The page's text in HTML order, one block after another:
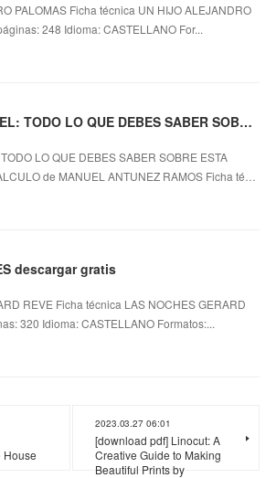
PALOMAS Ficha técnica UN HIJO ALEJANDRO
248 Idioma: CASTELLANO For...
GUIABURROS EXCEL: TODO LO QUE DEBES SABER SOBRE ESTA POTENTE HOJA DE CALCULO leer el libro
LO QUE DEBES SABER SOBRE ESTA
de MANUEL ANTUNEZ RAMOS Ficha té…
descargar gratis
REVE Ficha técnica LAS NOCHES GERARD
320 Idioma: CASTELLANO Formatos:...
House
2023.03.27 06:01
[download pdf] Linocut: A
Creative Guide to Making
Beautiful Prints by